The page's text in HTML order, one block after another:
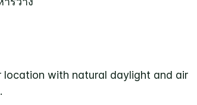
location with natural daylight and air